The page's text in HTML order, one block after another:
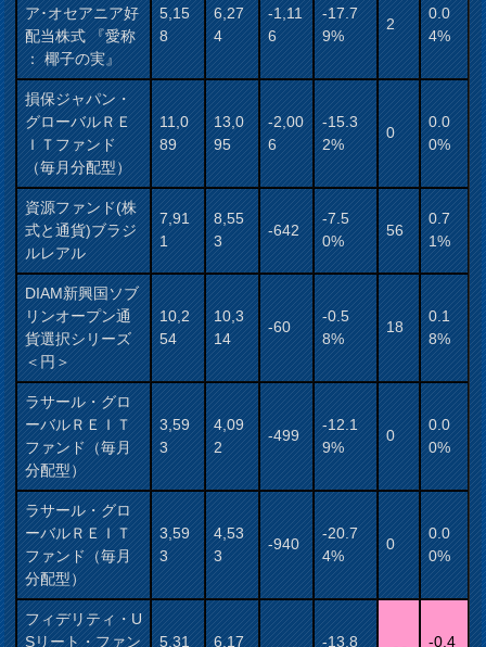
ア･オセアニア好
配当株式 『愛称
： 椰子の実』
5,15
8
6,27
4
-1,11
6
-17.7
9%
2
0.0
4%
損保ジャパン・
グローバルＲＥ
ＩＴファンド
（毎月分配型）
11,0
89
13,0
95
-2,00
6
-15.3
2%
0
0.0
0%
資源ファンド(株
式と通貨)ブラジ
ルレアル
7,91
1
8,55
3
-642
-7.5
0%
56
0.7
1%
DIAM新興国ソブ
リンオープン通
貨選択シリーズ
＜円＞
10,2
54
10,3
14
-60
-0.5
8%
18
0.1
8%
ラサール・グロ
ーバルＲＥＩＴ
ファンド（毎月
分配型）
3,59
3
4,09
2
-499
-12.1
9%
0
0.0
0%
ラサール・グロ
ーバルＲＥＩＴ
ファンド（毎月
分配型）
3,59
3
4,53
3
-940
-20.7
4%
0
0.0
0%
フィデリティ・U
Sリート・ファン
5,31
6,17
-13.8
-0.4